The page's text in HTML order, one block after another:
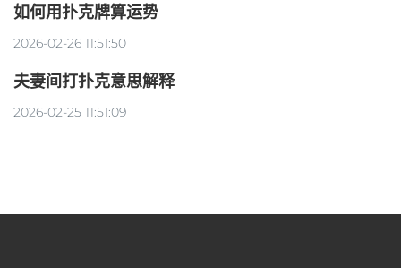
如何用扑克牌算运势
2026-02-26 11:51:50
夫妻间打扑克意思解释
2026-02-25 11:51:09